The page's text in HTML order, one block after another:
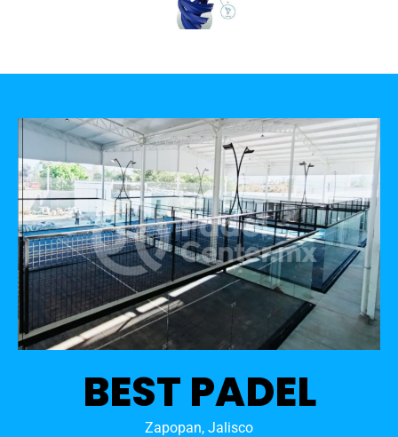
BEST PADEL
Zapopan, Jalisco